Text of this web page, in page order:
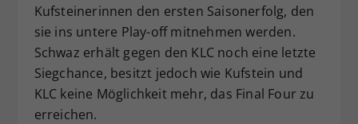
Kufsteinerinnen den ersten Saisonerfolg, den
sie ins untere Play-off mitnehmen werden.
Schwaz erhält gegen den KLC noch eine letzte
Siegchance, besitzt jedoch wie Kufstein und
KLC keine Möglichkeit mehr, das Final Four zu
erreichen.